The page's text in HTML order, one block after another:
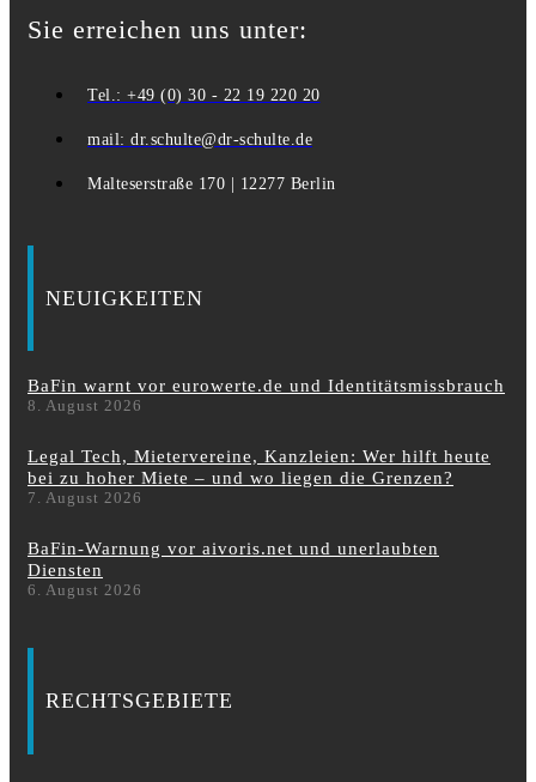
Sie erreichen uns unter:
Tel.: +49 (0) 30 - 22 19 220 20
mail: dr.schulte@dr-schulte.de
Malteserstraße 170 | 12277 Berlin
NEUIGKEITEN
BaFin warnt vor eurowerte.de und Identitätsmissbrauch
8. August 2026
Legal Tech, Mietervereine, Kanzleien: Wer hilft heute
bei zu hoher Miete – und wo liegen die Grenzen?
7. August 2026
BaFin-Warnung vor aivoris.net und unerlaubten
Diensten
6. August 2026
RECHTSGEBIETE